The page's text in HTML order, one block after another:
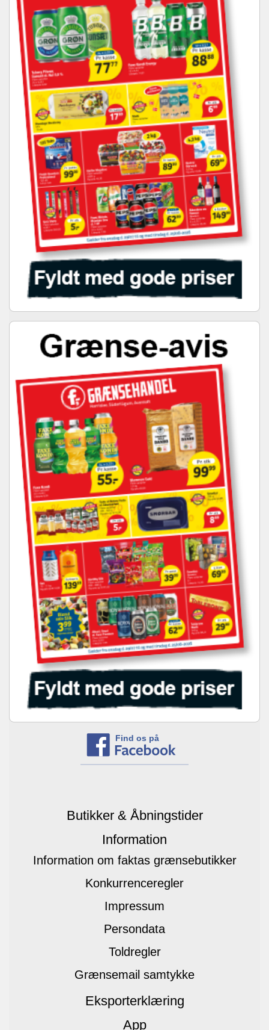
Find os på
Butikker & Åbningstider
Information
Information om faktas grænsebutikker
Konkurrenceregler
Impressum
Persondata
Toldregler
Grænsemail samtykke
Eksporterklæring
App